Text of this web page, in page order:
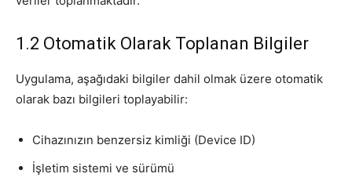
1.2 Otomatik Olarak Toplanan Bilgiler
Uygulama, aşağıdaki bilgiler dahil olmak üzere otomatik
olarak bazı bilgileri toplayabilir:
Cihazınızın benzersiz kimliği (Device ID)
İşletim sistemi ve sürümü